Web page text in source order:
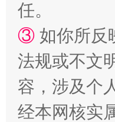
任。
③ 如你所反
法规或不文
容，涉及个
经本网核实